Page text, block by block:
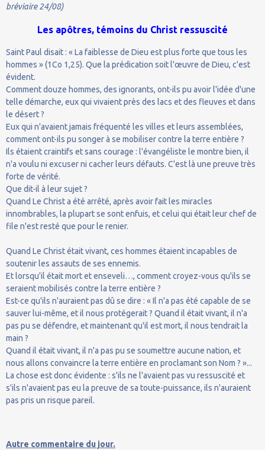
bréviaire 24/08)
Les apôtres, témoins du Christ ressuscité
Saint Paul disait : « La faiblesse de Dieu est plus forte que tous les
hommes » (1Co 1,25). Que la prédication soit l'œuvre de Dieu, c'est
évident.
Comment douze hommes, des ignorants, ont-ils pu avoir l'idée d'une
telle démarche, eux qui vivaient près des lacs et des fleuves et dans
le désert ?
Eux qui n'avaient jamais fréquenté les villes et leurs assemblées,
comment ont-ils pu songer à se mobiliser contre la terre entière ?
Ils étaient craintifs et sans courage : l'évangéliste le montre bien, il
n'a voulu ni excuser ni cacher leurs défauts. C'est là une preuve très
forte de vérité.
Que dit-il à leur sujet ?
Quand Le Christ a été arrêté, après avoir fait les miracles
innombrables, la plupart se sont enfuis, et celui qui était leur chef de
file n'est resté que pour le renier.
Quand Le Christ était vivant, ces hommes étaient incapables de
soutenir les assauts de ses ennemis.
Et lorsqu'il était mort et enseveli…, comment croyez-vous qu'ils se
seraient mobilisés contre la terre entière ?
Est-ce qu'ils n'auraient pas dû se dire : « Il n'a pas été capable de se
sauver lui-même, et il nous protégerait ? Quand il était vivant, il n'a
pas pu se défendre, et maintenant qu'il est mort, il nous tendrait la
main ?
Quand il était vivant, il n'a pas pu se soumettre aucune nation, et
nous allons convaincre la terre entière en proclamant son Nom ? »...
La chose est donc évidente : s'ils ne l'avaient pas vu ressuscité et
s'ils n'avaient pas eu la preuve de sa toute-puissance, ils n'auraient
pas pris un risque pareil.
Autre commentaire du jour.